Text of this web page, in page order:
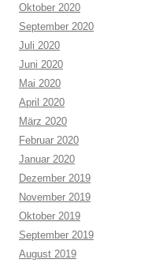
Oktober 2020
September 2020
Juli 2020
Juni 2020
Mai 2020
April 2020
März 2020
Februar 2020
Januar 2020
Dezember 2019
November 2019
Oktober 2019
September 2019
August 2019